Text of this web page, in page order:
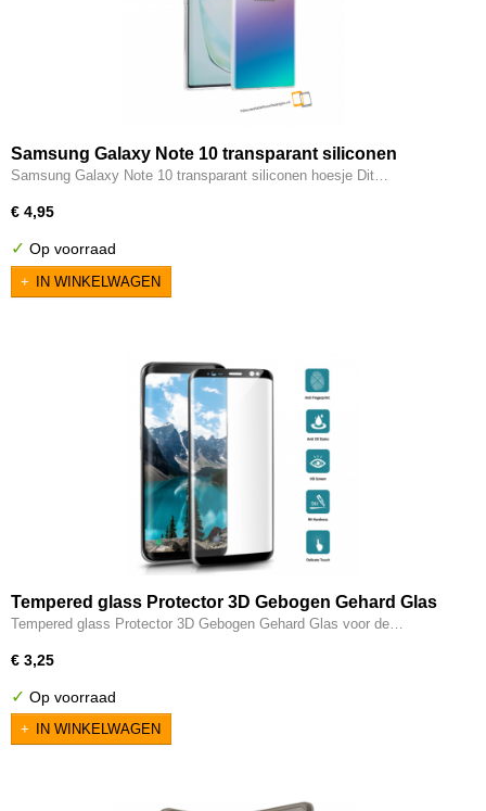
Samsung Galaxy Note 10 transparant siliconen
hoesje
Samsung Galaxy Note 10 transparant siliconen hoesje Dit…
€ 4,95
✓ Op voorraad
IN WINKELWAGEN
Tempered glass Protector 3D Gebogen Gehard Glas
voor de Samsung Galaxy Note 8
Tempered glass Protector 3D Gebogen Gehard Glas voor de…
€ 3,25
✓ Op voorraad
IN WINKELWAGEN